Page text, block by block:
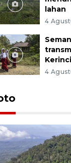
lahan
4
Kerinci
4